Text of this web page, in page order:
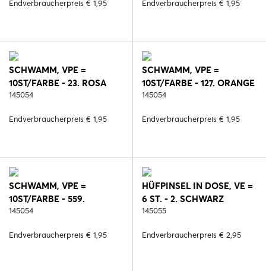
Endverbraucherpreis € 1,95 Endverbraucherpreis € 1,95
SCHWAMM, VPE =
10ST/FARBE - 23. ROSA
145054
Endverbraucherpreis € 1,95
SCHWAMM, VPE =
10ST/FARBE - 127. ORANGE
145054
Endverbraucherpreis € 1,95
SCHWAMM, VPE =
10ST/FARBE - 559.
HELLBLAU
145054
Endverbraucherpreis € 1,95
HÜFPINSEL IN DOSE, VE =
6 ST. - 2. SCHWARZ
145055
Endverbraucherpreis € 2,95